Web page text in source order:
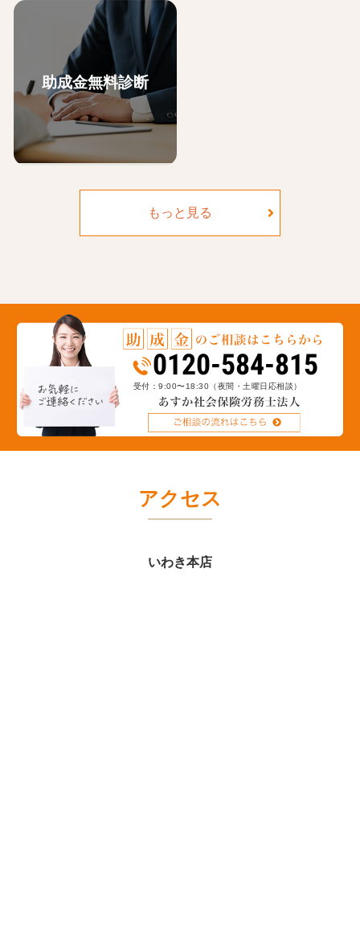
助成金申請には、申請書類の準
備だけでなく、要件を満たすた
めに就業規則や雇用契約書の内
助成金無料診断
当法人は全国で社労士事務所約3
00社以上が加入するネットワー
クに所属しており、毎年新しく
なる助成金情報をいち早く収集
し、貴社で使える助成金をご提
案します。実際に貴社でいくら
助成金が受給できるか無料で診
断できます。まずはお気軽に受
給額のシミュレーションをおこ
なってください。※診断結果
もっと見る
0120-584-815
受付：9:00〜18:30 （夜間・土曜日応相談）
アクセス
いわき本店